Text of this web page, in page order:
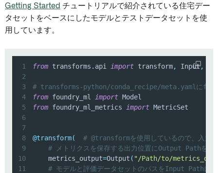
Getting Started チュートリアルで紹介されている住宅デー
タセットをベースにしたモデルとテストデータセットを使
用しています。
1 from transforms . api import transform, Input,
2
3
# transforms-python/conda_recipe/meta.yamlに
4
from foundry_ml import
5
from foundry_ml_metrics import
6
7
8
@transform(
# @transformを使用しているので、入力
9
# メトリクスを保存する出力位置にOutput Pathを更
10
    metrics_output
=Output ( "/Path/to/
11
# モデルと評価データセットのパスをInput Pathに更